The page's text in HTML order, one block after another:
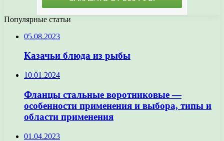
Популярные статьи
05.08.2023
Казачьи блюда из рыбы
10.01.2024
Фланцы стальные воротниковые —
особенности применения и выбора, типы и
области применения
01.04.2023